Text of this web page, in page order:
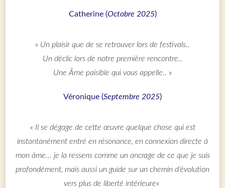
Catherine (Octobre 2025)
« Un plaisir que de se retrouver lors de festivals..
Un déclic lors de notre première rencontre..
Une Âme paisible qui vous appelle.. »
Véronique (Septembre 2025)
« Il se dégage de cette œuvre quelque chose qui est
instantanément entré en résonance, en connexion directe à
mon âme… je la ressens comme un ancrage de ce que je suis
profondément, mais aussi un guide sur un chemin d’évolution
vers plus de liberté intérieure«